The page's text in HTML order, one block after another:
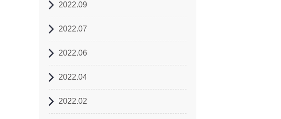
2022.09
2022.07
2022.06
2022.04
2022.02